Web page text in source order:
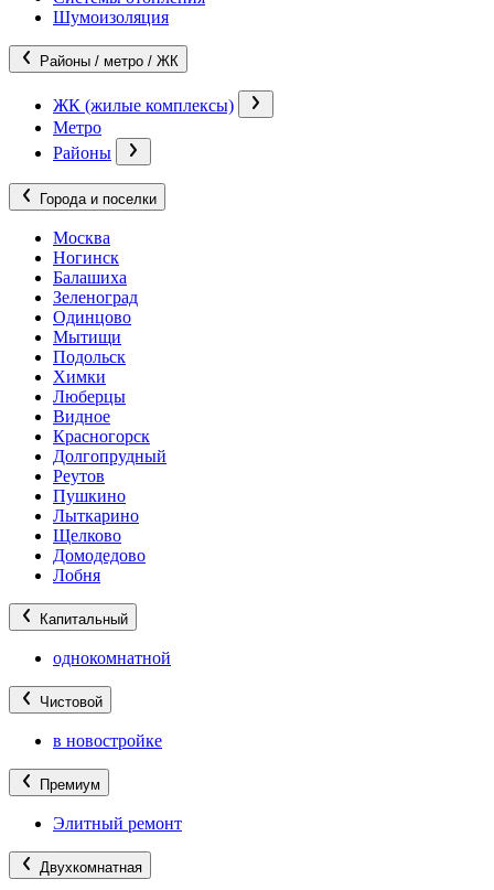
Шумоизоляция
Районы / метро / ЖК
ЖК (жилые комплексы)
Метро
Районы
Города и поселки
Москва
Ногинск
Балашиха
Зеленоград
Одинцово
Мытищи
Подольск
Химки
Люберцы
Видное
Красногорск
Долгопрудный
Реутов
Пушкино
Лыткарино
Щелково
Домодедово
Лобня
Капитальный
однокомнатной
Чистовой
в новостройке
Премиум
Элитный ремонт
Двухкомнатная